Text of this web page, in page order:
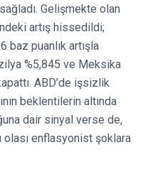
Gelişmekte olan
artış hissedildi;
baz puanlık artışla
%5,845 ve Meksika
ABD’de işsizlik
beklentilerin altında
dair sinyal verse de,
olası enflasyonist şoklara